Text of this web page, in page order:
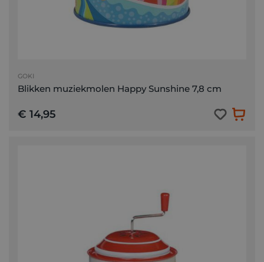
GOKI
Blikken muziekmolen Happy Sunshine 7,8 cm
€ 14,95